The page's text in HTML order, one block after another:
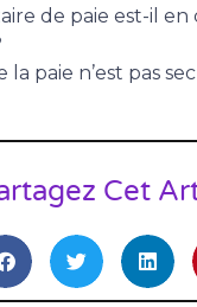
de paie est-il
la paie n’est pas
Cet